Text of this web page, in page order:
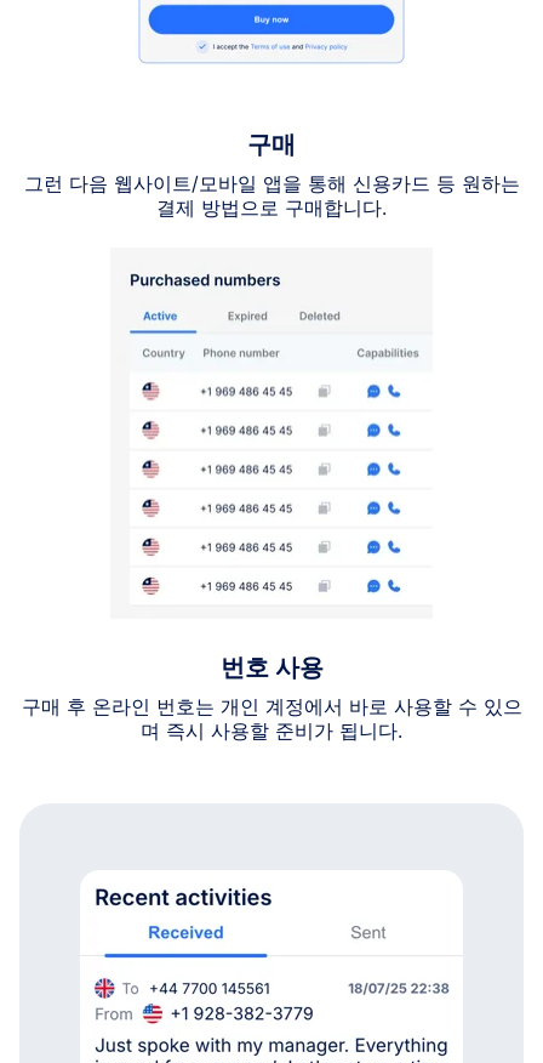
구매
그런 다음 웹사이트/모바일 앱을 통해 신용카드 등 원하는
결제 방법으로 구매합니다.
번호 사용
구매 후 온라인 번호는 개인 계정에서 바로 사용할 수 있으
며 즉시 사용할 준비가 됩니다.